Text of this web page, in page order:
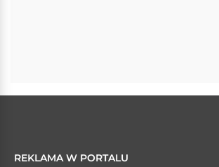
REKLAMA W PORTALU